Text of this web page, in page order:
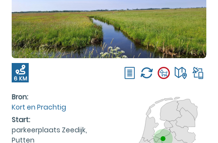
6 KM
Bron:
Kort en Prachtig
Start:
parkeerplaats Zeedijk,
Putten